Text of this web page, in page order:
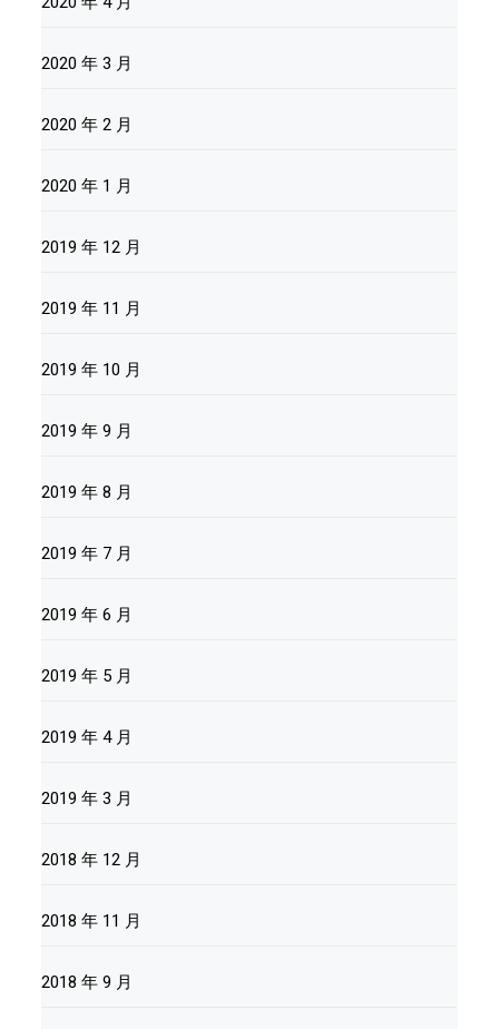
2020 年 3 月
2020 年 2 月
2020 年 1 月
2019 年 12 月
2019 年 11 月
2019 年 10 月
2019 年 9 月
2019 年 8 月
2019 年 7 月
2019 年 6 月
2019 年 5 月
2019 年 4 月
2019 年 3 月
2018 年 12 月
2018 年 11 月
2018 年 9 月